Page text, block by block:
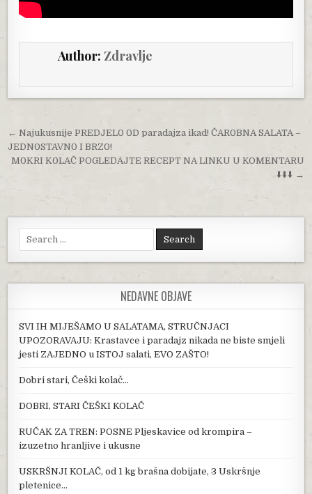
Author: Zdravlje
Post navigation
← Najukusnije PREDJEL0 0D paradajza ikad! ČAR0BNA SALATA –
JEDN0STAVN0 I BRZ0!
M0KRI K0LAČ POGLEDAJTE RECEPT NA LINKU U KOMENTARU
⬇️⬇️⬇️ →
Search for:
NEDAVNE OBJAVE
SVI IH MIJEŠAMO U SALATAMA, STRUČNJACI
UPOZORAVAJU: Krastavce i paradajz nikada ne biste smjeli
jesti ZAJEDNO u ISTOJ salati, EVO ZAŠTO!
Dobri stari, Češki kolač…
DOBRI, STARI ČEŠKI KOLAČ
RUČAK ZA TREN: POSNE Pljeskavice od krompira –
izuzetno hranljive i ukusne
USKRŠNJI KOLAČ, od 1 kg brašna dobijate, 3 Uskršnje
pletenice…